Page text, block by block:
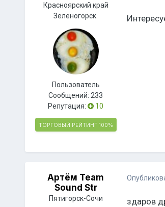
Красноярский край
Зеленогорск.
Пользователь
Сообщений: 233
Репутация:
10
ТОРГОВЫЙ РЕЙТИНГ 100%
Артём Team
Sound Str
Пятигорск-Сочи здаров